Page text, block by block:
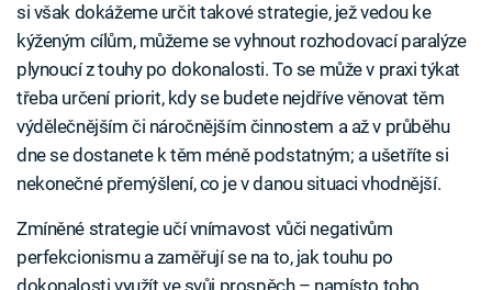
si však dokážeme určit takové strategie, jež vedou ke
kýženým cílům, můžeme se vyhnout rozhodovací paralýze
plynoucí z touhy po dokonalosti. To se může v praxi týkat
třeba určení priorit, kdy se budete nejdříve věnovat těm
výdělečnějším či náročnějším činnostem a až v průběhu
dne se dostanete k těm méně podstatným; a ušetříte si
nekonečné přemýšlení, co je v danou situaci vhodnější.
Zmíněné strategie učí vnímavost vůči negativům
perfekcionismu a zaměřují se na to, jak touhu po